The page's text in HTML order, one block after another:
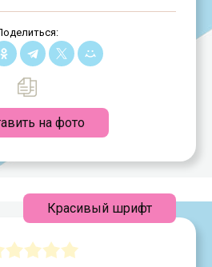
на фото
Красивый шрифт